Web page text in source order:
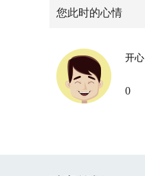
您此时的心情
开心
0